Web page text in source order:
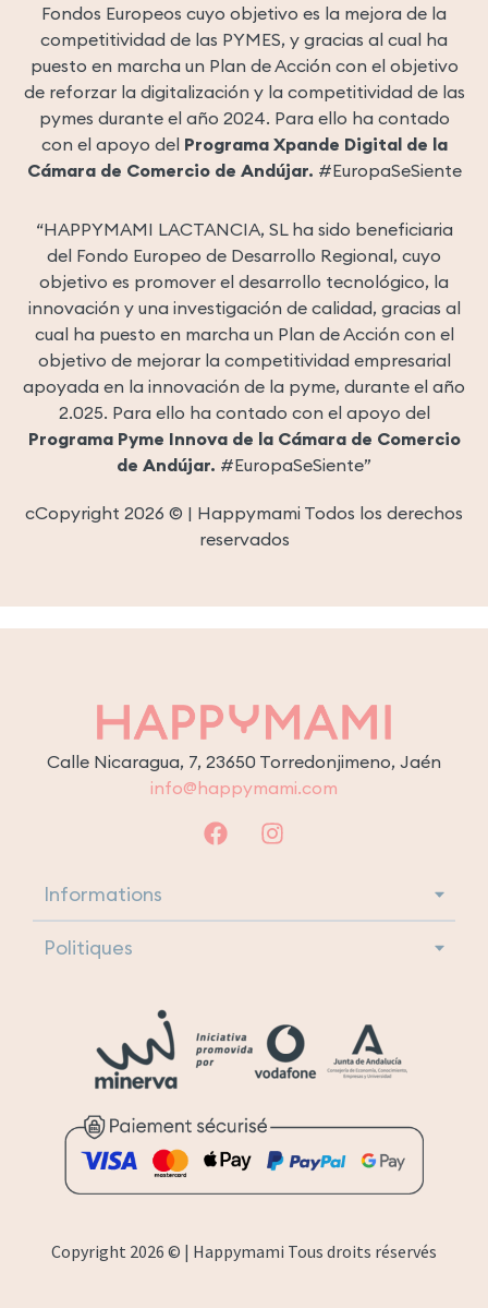
Fondos Europeos cuyo objetivo es la mejora de la
competitividad de las PYMES, y gracias al cual ha
puesto en marcha un Plan de Acción con el objetivo
de reforzar la digitalización y la competitividad de las
pymes durante el año 2024. Para ello ha contado
con el apoyo del Programa Xpande Digital de la
Cámara de Comercio de Andújar. #EuropaSeSiente
“HAPPYMAMI LACTANCIA, SL ha sido beneficiaria
del Fondo Europeo de Desarrollo Regional, cuyo
objetivo es promover el desarrollo tecnológico, la
innovación y una investigación de calidad, gracias al
cual ha puesto en marcha un Plan de Acción con el
objetivo de mejorar la competitividad empresarial
apoyada en la innovación de la pyme, durante el año
2.025. Para ello ha contado con el apoyo del
Programa Pyme Innova de la Cámara de Comercio
de Andújar. #EuropaSeSiente”
cCopyright 2026 © | Happymami Todos los derechos
reservados
Calle Nicaragua, 7, 23650 Torredonjimeno, Jaén
info@happymami.com
Informations
Politiques
Copyright 2026 © | Happymami Tous droits réservés